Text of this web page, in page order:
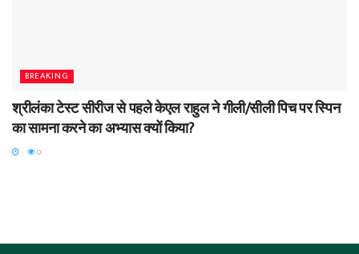
BREAKING
श्रीलंका टेस्ट सीरीज से पहले केएल राहुल ने गीली/सीली पिच पर स्पिन
का सामना करने का अभ्यास क्यों किया?
0